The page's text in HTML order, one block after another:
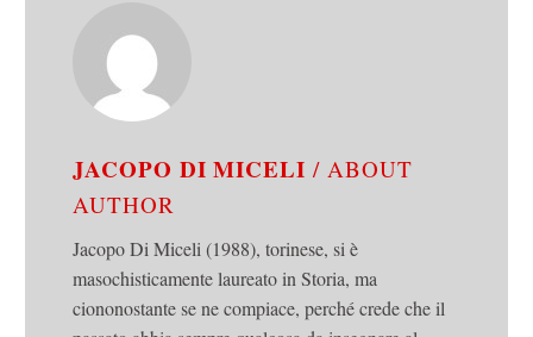
JACOPO DI MICELI/ ABOUT
AUTHOR
Jacopo Di Miceli (1988), torinese, si è
masochisticamente laureato in Storia, ma
ciononostante se ne compiace, perché crede che il